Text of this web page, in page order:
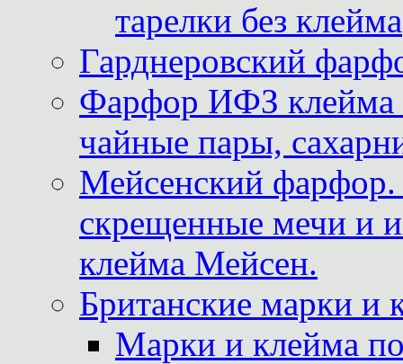
тарелки без клейма
Гарднеровский
Фарфор ИФЗ клейма
чайные пары,
Мейсенский фарфор.
скрещенные мечи и
клейма Мейсен.
Британские марки и
Марки и клейма